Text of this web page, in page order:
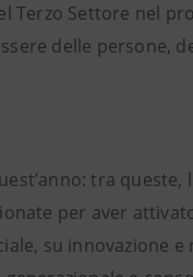
Terzo Settore nel
delle persone,
tra queste,
per aver
su innovazione e